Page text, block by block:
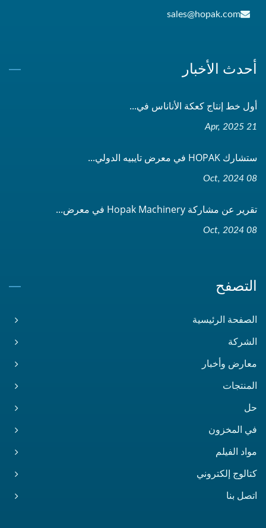
sales@hopak.com
أحدث الأخبار
أول خط إنتاج كعكة الأناناس في...
21 Apr, 2025
ستشارك HOPAK في معرض تايبيه الدولي...
08 Oct, 2024
تقرير عن مشاركة Hopak Machinery في معرض...
08 Oct, 2024
التصفح
الصفحة الرئيسية
الشركة
معارض وأخبار
المنتجات
حل
في المخزون
مواد الفيلم
كتالوج إلكتروني
اتصل بنا